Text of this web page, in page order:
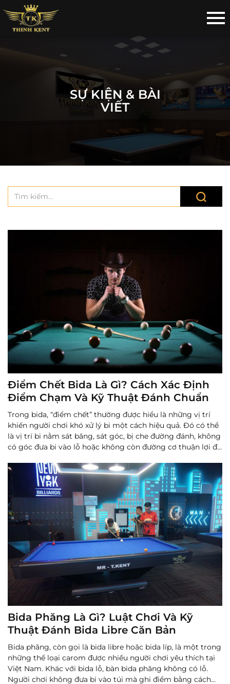
SỰ KIỆN & BÀI
VIẾT
Điểm Chết Bida Là Gì? Cách Xác Định
Điểm Chạm Và Kỹ Thuật Đánh Chuẩn
Trong bida, “điểm chết” thường được hiểu là những vị trí
khiến người chơi khó xử lý bi một cách hiệu quả. Đó có thể
là vị trí bi nằm sát băng, sát góc, bị che đường đánh, không
có góc đưa bi vào lỗ hoặc không còn đường cơ thuận lợi để
Bida Phăng Là Gì? Luật Chơi Và Kỹ
Thuật Đánh Bida Libre Căn Bản
Bida phăng, còn gọi là bida libre hoặc bida líp, là một trong
những thể loại carom được nhiều người chơi yêu thích tại
Việt Nam. Khác với bida lỗ, bàn bida phăng không có lỗ.
Người chơi không đưa bi vào túi mà ghi điểm bằng cách